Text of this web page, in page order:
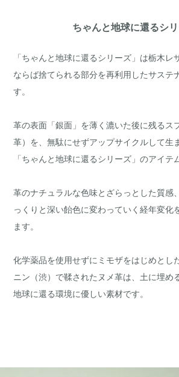
ちゃんと地球に還るシ
「ちゃんと地球に還るシリーズ」は栃木レ
ならば捨てられる部分を再利用したサステ
す。
革の表面「銀面」を薄く漉いた後に残るス
革）を、無駄にせずアップサイクルして生
「ちゃんと地球に還るシリーズ」のアイテ
革のナチュラルな色味とざらっとした質感
っくりと深い飴色に変わっていく経年変化
ます。
化学薬品を使用せずにミモザをはじめとし
ニン（渋）で鞣されたヌメ革は、土に埋め
地球に還る環境に優しい素材です。